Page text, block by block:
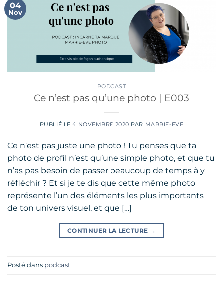
04
Nov
PODCAST
Ce n’est pas qu’une photo | E003
PUBLIÉ LE4 NOVEMBRE 2020 PAR MARRIE-EVE
Ce n’est pas juste une photo ! Tu penses que ta
photo de profil n’est qu’une simple photo, et que tu
n’as pas besoin de passer beaucoup de temps à y
réfléchir ? Et si je te dis que cette même photo
représente l’un des éléments les plus importants
de ton univers visuel, et que […]
CONTINUER LA LECTURE →
Posté dans podcast